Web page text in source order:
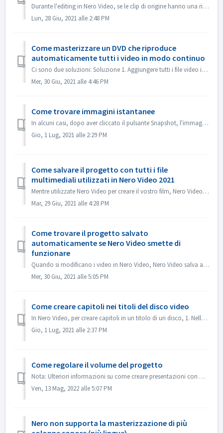
Durante l'editing in Nero Video, se le clip di origine hanno una risoluzione di 4K o superiore e si desidera che il file di output sia anch'esso in ...
Lun, 28 Giu, 2021 alle 2:48 PM
Come masterizzare un DVD che riproduce
automaticamente tutti i video in modo continuo
Ci sono due soluzioni: Soluzione 1. Aggiungere tutti i file video in un titolo. Nella schermata di editing, importare tutti i file video che si desidera au...
Mer, 30 Giu, 2021 alle 4:46 PM
Come trovare immagini istantanee
In alcuni casi, dopo aver cliccato il pulsante Snapshot, l'immagine istantanea non viene mostrata in My Media. Puoi trovare l'immagine nel modo segu...
Gio, 1 Lug, 2021 alle 2:29 PM
Come salvare il progetto con tutti i file
multimediali utilizzati in Nero Video 2021
Mentre utilizzate Nero Video per creare il vostro film, Nero Video può importare i vostri file multimediali come Video, Musica o Immagini da diverse cartell...
Mar, 29 Giu, 2021 alle 4:28 PM
Come trovare il progetto salvato
automaticamente se Nero Video smette di
funzionare
Quando si modificano i video in Nero Video, Nero Video salva automaticamente il progetto in background. Se Nero Video smette di funzionare prima del salvat...
Mer, 30 Giu, 2021 alle 5:05 PM
Come creare capitoli nei titoli del disco video
In Nero Video, per creare capitoli in un titolo di un disco, 1. Nella schermata Contenuto, selezionare il titolo. 2. Sotto l'anteprima del titolo, spost...
Gio, 1 Lug, 2021 alle 2:37 PM
Come regolare il volume del progetto
Nota: Ulteriori informazioni su come creare presentazioni con musica sono disponibili al seguente link: Creazione di presentazioni con musica In Modifica a...
Ven, 13 Mag, 2022 alle 5:07 PM
Nero non supporta la masterizzazione di più